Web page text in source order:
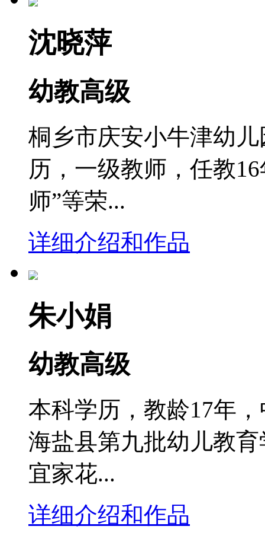
沈晓萍
幼教高级
桐乡市庆安小牛津幼
历，一级教师，任教
师”等荣...
详细介绍和作品
朱小娟
幼教高级
本科学历，教龄17年
海盐县第九批幼儿教
宜家花...
详细介绍和作品